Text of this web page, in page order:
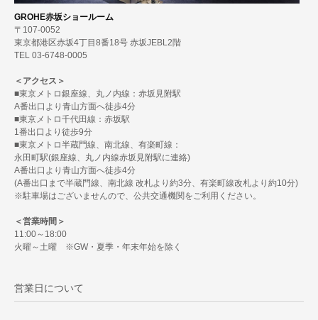
GROHE赤坂ショールーム
〒107-0052
東京都港区赤坂4丁目8番18号 赤坂JEBL2階
TEL 03-6748-0005
＜アクセス＞
■東京メトロ銀座線、丸ノ内線：赤坂見附駅
A番出口より青山方面へ徒歩4分
■東京メトロ千代田線：赤坂駅
1番出口より徒歩9分
■東京メトロ半蔵門線、南北線、有楽町線：
永田町駅(銀座線、丸ノ内線赤坂見附駅に連絡)
A番出口より青山方面へ徒歩4分
(A番出口まで半蔵門線、南北線 改札より約3分、有楽町線改札より約10分)
※駐車場はございませんので、公共交通機関をご利用ください。
＜営業時間＞
11:00～18:00
火曜～土曜 ※GW・夏季・年末年始を除く
営業日について